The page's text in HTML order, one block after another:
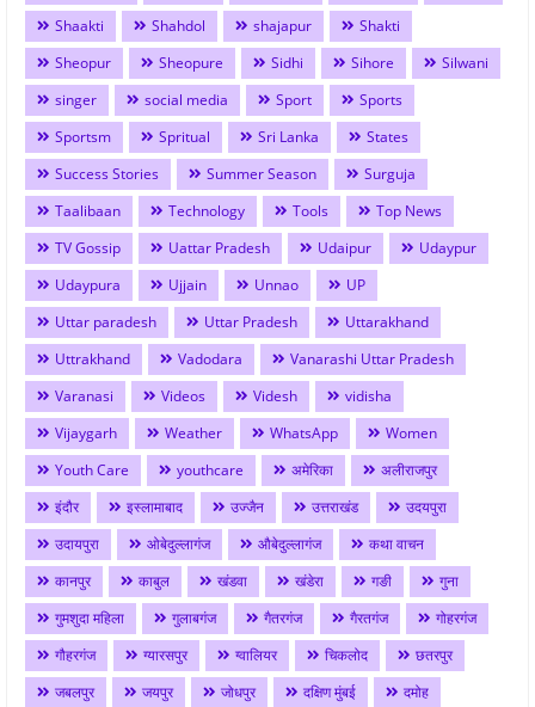
Shaakti
Shahdol shajapur
Shakti
Sheopur
Sheopure Sidhi Sihore
Silwani
singer
social media Sport
Sports
Sportsm
Spritual Sri Lanka
States
Success Stories
Summer Season
Surguja
Taalibaan
Technology Tools
Top News
TV Gossip
Uattar Pradesh Udaipur
Udaypur
Udaypura
Ujjain Unnao
UP
Uttar paradesh
Uttar Pradesh
Uttarakhand
Uttrakhand
Vadodara
Vanarashi Uttar Pradesh
Varanasi
Videos Videsh
vidisha
Vijaygarh
Weather WhatsApp
Women
Youth Care
youthcare अमेरिका
अलीराजपुर
इंदौर
इस्लामाबाद उज्जैन उत्तराखंड
उदयपुरा
उदायपुरा
ओबेदुल्लागंज औबेदुल्लागंज
कथा वाचन
कानपुर
काबुल खंडवा खंडेरा गङी
गुना
गुमशुदा महिला
गुलाबगंज गैतरगंज गैरतगंज
गोहरगंज
गौहरगंज
ग्यारसपुर ग्वालियर चिकलोद
छतरपुर
जबलपुर
जयपुर जोधपुर दक्षिण मुंबई
दमोह